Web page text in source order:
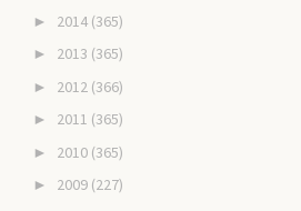
► 2014 (365)
► 2013 (365)
► 2012 (366)
► 2011 (365)
► 2010 (365)
► 2009 (227)